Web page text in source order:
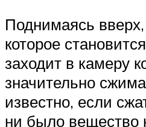
Поднимаясь
которое
заходит в камеру
значительно
известно, если
ни было вещество